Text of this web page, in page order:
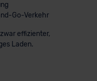
Go-Verkehr
effizienter,
Laden.